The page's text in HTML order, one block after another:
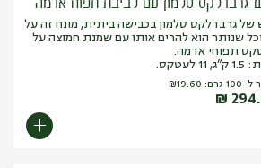
גרבדלקס סלמון עם לביבת תפוח אדמה
של גרבדלקס סלמון בכבישה ביתית, מונח זה על
שנותר הוא להרים אותו עם שמנת חמוצה על
תפוחי אדמה.
לעטקס.
גרם: ₪19.60
₪